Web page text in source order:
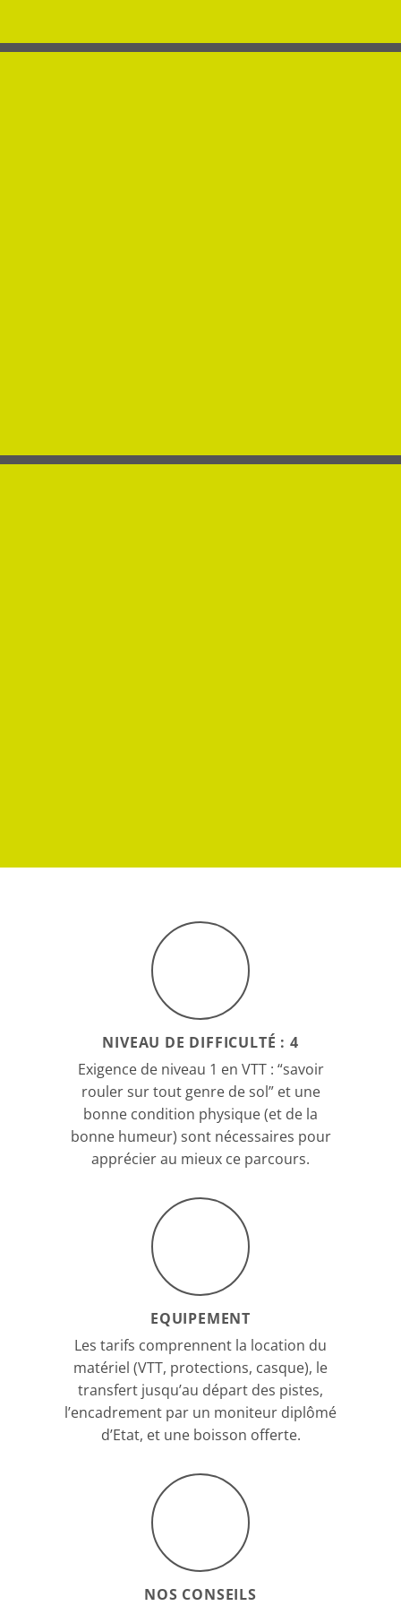
NIVEAU DE DIFFICULTÉ : 4
Exigence de niveau 1 en VTT : “savoir
rouler sur tout genre de sol” et une
bonne condition physique (et de la
bonne humeur) sont nécessaires pour
apprécier au mieux ce parcours.
EQUIPEMENT
Les tarifs comprennent la location du
matériel (VTT, protections, casque), le
transfert jusqu’au départ des pistes,
l’encadrement par un moniteur diplômé
d’Etat, et une boisson offerte.
NOS CONSEILS